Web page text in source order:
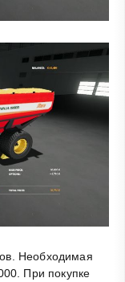
Необходимая
При покупке